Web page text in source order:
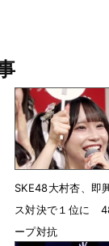
SKE48大村杏、即
ス対決で１位に
ープ対抗